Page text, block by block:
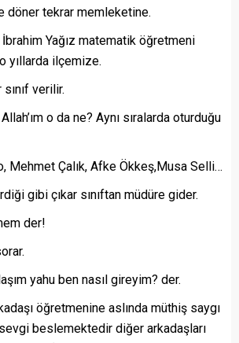
döner tekrar memleketine.
İbrahim Yağız matematik öğretmeni
yıllarda ilçemize.
sınıf verilir.
o da ne? Aynı sıralarda oturduğu
Mehmet Çalık, Afke Ökkeş,Musa Selli…
gibi çıkar sınıftan müdüre gider.
der!
yahu ben nasıl gireyim? der.
öğretmenine aslında müthiş saygı
beslemektedir diğer arkadaşları